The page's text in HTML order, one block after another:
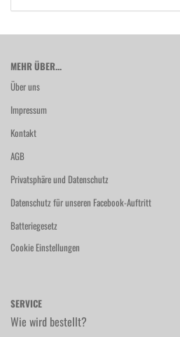
MEHR ÜBER...
Über uns
Impressum
Kontakt
AGB
Privatsphäre und Datenschutz
Datenschutz für unseren Facebook-Auftritt
Batteriegesetz
Cookie Einstellungen
SERVICE
Wie wird bestellt?